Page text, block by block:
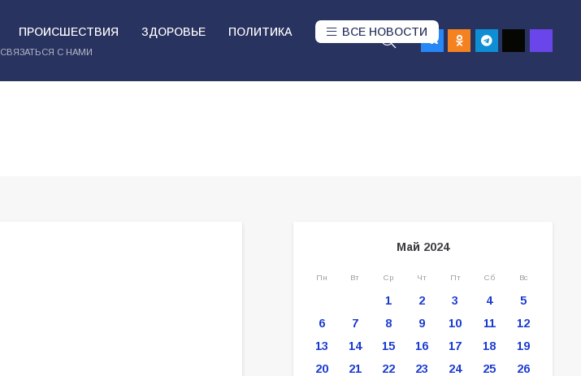
ПРОИСШЕСТВИЯ ЗДОРОВЬЕ ПОЛИТИКА ВСЕ НОВОСТИ
СВЯЗАТЬСЯ С НАМИ
Май 2024
Пн Вт Ср Чт Пт Сб Вс
1 2 3 4
5
6
7 8 9 10 11
12
13
14 15 16 17 18
19
20
21 22 23 24 25
26